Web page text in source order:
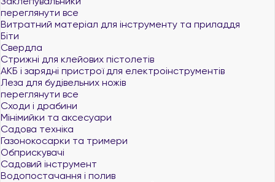
переглянути все
Витратний матеріал для інструменту та приладдя
Біти
Свердла
Стрижні для клейових пістолетів
АКБ і зарядні пристрої для електроінструментів
Леза для будівельних ножів
переглянути все
Сходи і драбини
Мінімийки та аксесуари
Садова техніка
Газонокосарки та тримери
Обприскувачі
Садовий інструмент
Водопостачання і полив